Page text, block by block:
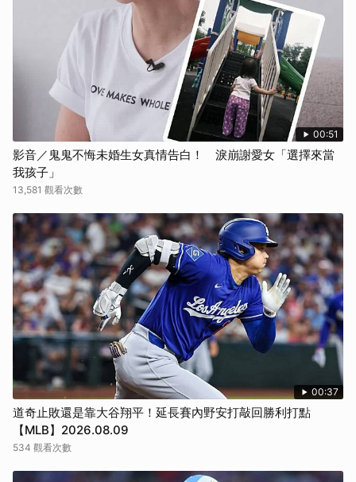
00:51
影音／鬼鬼不悔未婚生女真情告白！ 淚崩謝愛女「選擇來當
我孩子」
13,581 觀看次數
00:37
道奇止敗還是靠大谷翔平！延長賽內野安打敲回勝利打點
【MLB】2026.08.09
534 觀看次數
取消